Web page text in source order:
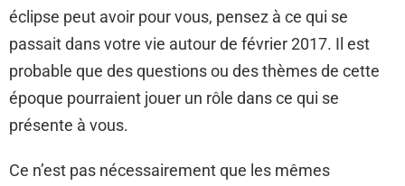
éclipse peut avoir pour vous, pensez à ce qui se
passait dans votre vie autour de février 2017. Il est
probable que des questions ou des thèmes de cette
époque pourraient jouer un rôle dans ce qui se
présente à vous.
Ce n’est pas nécessairement que les mêmes